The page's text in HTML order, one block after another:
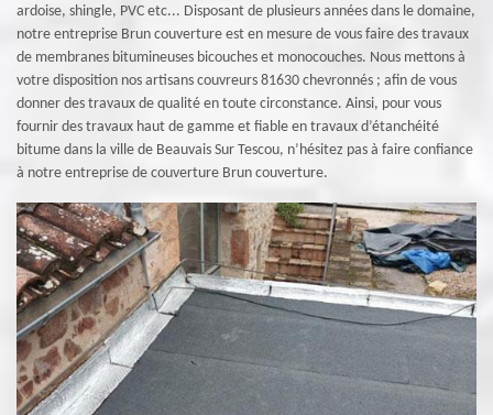
ardoise, shingle, PVC etc... Disposant de plusieurs années dans le domaine,
notre entreprise Brun couverture est en mesure de vous faire des travaux
de membranes bitumineuses bicouches et monocouches. Nous mettons à
votre disposition nos artisans couvreurs 81630 chevronnés ; afin de vous
donner des travaux de qualité en toute circonstance. Ainsi, pour vous
fournir des travaux haut de gamme et fiable en travaux d’étanchéité
bitume dans la ville de Beauvais Sur Tescou, n’hésitez pas à faire confiance
à notre entreprise de couverture Brun couverture.